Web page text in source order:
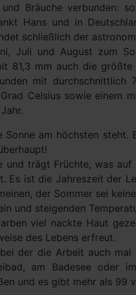
Bräuche verbunden:
Hans und in
schließlich der
Juli und August zum
81,3 mm auch die
mit
Celsius sowie einem
am höchsten
trägt Früchte, was
Es ist die Jahreszeit der
der Sommer sei
und steigenden
viel nackte Haut
des Lebens erfreut.
der die Arbeit auch
am Badesee oder
und es gibt mehr als 99